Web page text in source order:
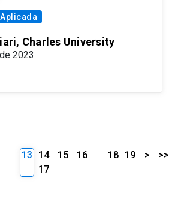
Charles University
2023
13 14 15
16
17
18 19 > >>